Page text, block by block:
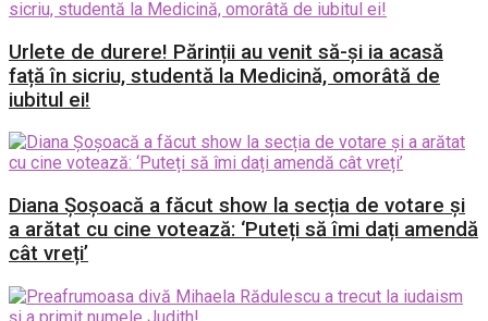
Urlete de durere! Părinții au venit să-și ia acasă
față în sicriu, studentă la Medicină, omorâtă de
iubitul ei!
Diana Șoșoacă a făcut show la secția de votare și
a arătat cu cine votează: ‘Puteți să îmi dați amendă
cât vreți’